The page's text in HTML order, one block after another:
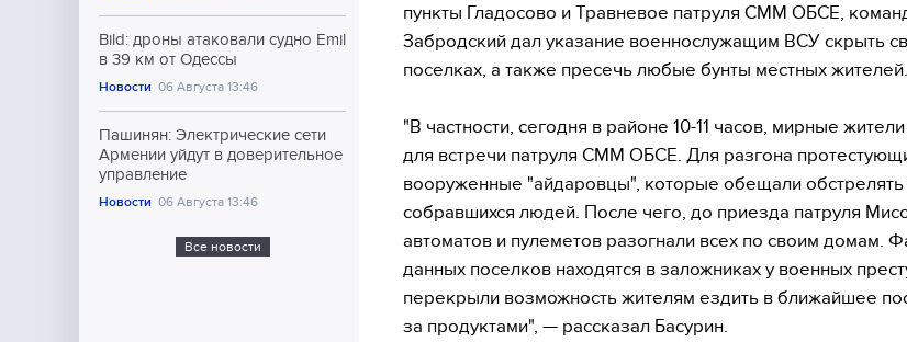
Bild: дроны атаковали судно Emil
в 39 км от Одессы
Новости 06 Августа 13:46
Пашинян: Электрические сети
Армении уйдут в доверительное
управление
Новости 06 Августа 13:46
Все новости
пункты Гладосово и Травневое патруля СММ ОБСЕ,
Забродский дал указание военнослужащим ВСУ скрыть
поселках, а также пресечь любые бунты местных жителей.
"В частности, сегодня в районе 10-11 часов, мирные
для встречи патруля СММ ОБСЕ. Для разгона
вооруженные "айдаровцы", которые обещали обстрелять
собравшихся людей. После чего, до приезда патруля
автоматов и пулеметов разогнали всех по своим домам.
данных поселков находятся в заложниках у военных
перекрыли возможность жителям ездить в ближайшее
за продуктами", — рассказал Басурин.